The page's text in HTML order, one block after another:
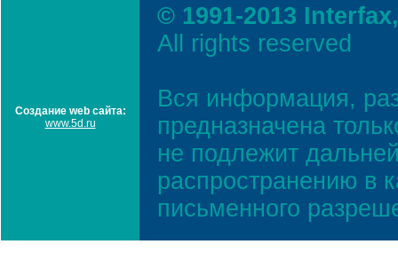
Создание web сайта:
www.5d.ru
© 1991-2013
All rights reserved
Вся информация,
предназначена
не подлежит
распространению в
письменного